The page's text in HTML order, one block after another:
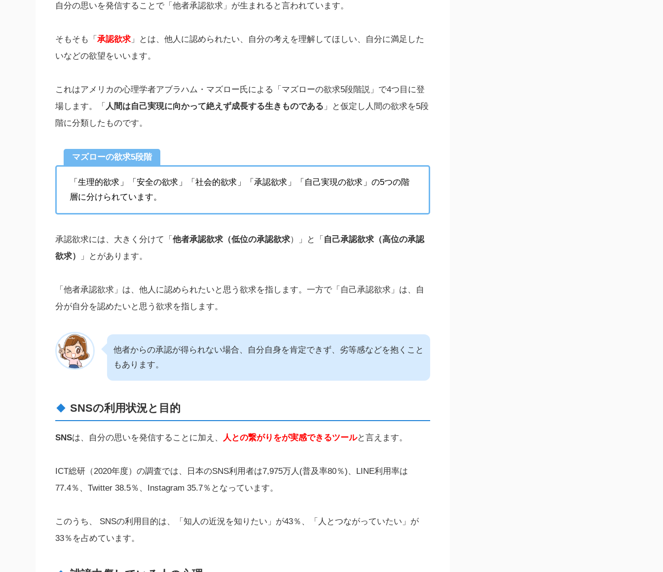
自分の思いを発信することで「他者承認欲求」が生まれると言われています。
そもそも「 承認欲求 」とは、他人に認められたい、自分の考えを理解してほしい、自分に満足した
いなどの欲望をいいます。
これはアメリカの心理学者アブラハム・マズロー氏による「マズローの欲求5段階説」で4つ目に登
場します。「 人間は自己実現に向かって絶えず成長する生きものである 」と仮定し人間の欲求を5段
階に分類したものです。
マズローの欲求5段階
「生理的欲求」「安全の欲求」「社会的欲求」「承認欲求」「自己実現の欲求」の5つの階
層に分けられています。
承認欲求には、大きく分けて「 他者承認欲求（低位の承認欲求）」と「 自己承認欲求（高位の承認
欲求）
」とがあります。
「他者承認欲求」は、他人に認められたいと思う欲求を指します。一方で「自己承認欲求」は、自
分が自分を認めたいと思う欲求を指します。
他者からの承認が得られない場合、自分自身を肯定できず、劣等感などを抱くこと
もあります。
SNSの利用状況と目的
SNSは、自分の思いを発信することに加え、 人との繋がりをが実感できるツールと言えます。
ICT総研（2020年度）の調査では、日本のSNS利用者は7,975万人(普及率80％)、LINE利用率は
77.4％、Twitter 38.5％、Instagram 35.7％となっています。
このうち、 SNSの利用目的は、「知人の近況を知りたい」が43％、「人とつながっていたい」が
33％を占めています。